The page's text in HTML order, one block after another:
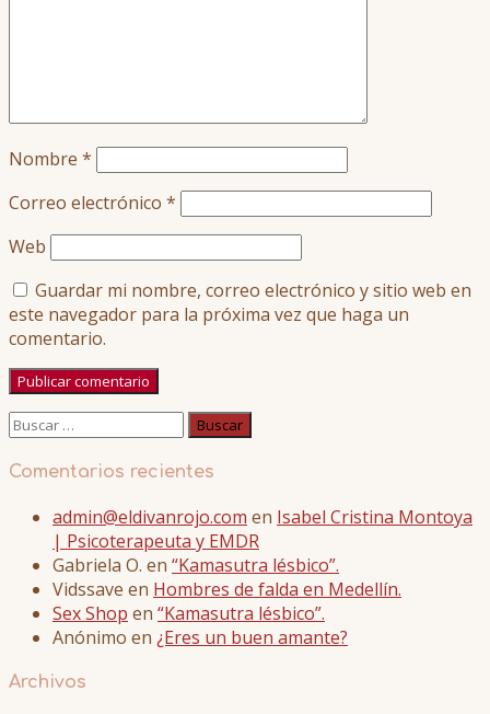
Nombre *
Correo electrónico *
Web
Guardar mi nombre, correo electrónico y sitio web en
este navegador para la próxima vez que haga un
comentario.
Buscar:
Comentarios recientes
admin@eldivanrojo.com en Isabel Cristina Montoya
| Psicoterapeuta y EMDR
Gabriela O. en “Kamasutra lésbico”.
Vidssave en Hombres de falda en Medellín.
Sex Shop en “Kamasutra lésbico”.
Anónimo en ¿Eres un buen amante?
Archivos